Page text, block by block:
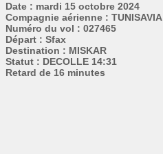
Date : mardi 15 octobre 2024
Compagnie aérienne : TUNISAVIA
Numéro du vol : 027465
Départ : Sfax
Destination : MISKAR
Statut : DECOLLE 14:31
Retard de 16 minutes